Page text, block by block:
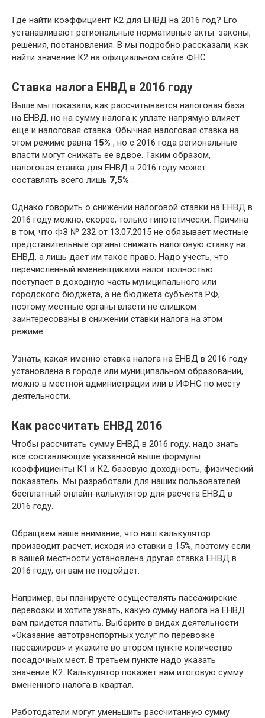
Где найти коэффициент К2 для ЕНВД на 2016 год? Его
устанавливают региональные нормативные акты: законы,
решения, постановления. В мы подробно рассказали, как
найти значение К2 на официальном сайте ФНС.
Ставка налога ЕНВД в 2016 году
Выше мы показали, как рассчитывается налоговая база
на ЕНВД, но на сумму налога к уплате напрямую влияет
еще и налоговая ставка. Обычная налоговая ставка на
этом режиме равна 15% , но с 2016 года региональные
власти могут снижать ее вдвое. Таким образом,
налоговая ставка для ЕНВД в 2016 году может
составлять всего лишь 7,5% .
Однако говорить о снижении налоговой ставки на ЕНВД в
2016 году можно, скорее, только гипотетически. Причина
в том, что ФЗ № 232 от 13.07.2015 не обязывает местные
представительные органы снижать налоговую ставку на
ЕНВД, а лишь дает им такое право. Надо учесть, что
перечисленный вмененщиками налог полностью
поступает в доходную часть муниципального или
городского бюджета, а не бюджета субъекта РФ,
поэтому местные органы власти не слишком
заинтересованы в снижении ставки налога на этом
режиме.
Узнать, какая именно ставка налога на ЕНВД в 2016 году
установлена в городе или муниципальном образовании,
можно в местной администрации или в ИФНС по месту
деятельности.
Как рассчитать ЕНВД 2016
Чтобы рассчитать сумму ЕНВД в 2016 году, надо знать
все составляющие указанной выше формулы:
коэффициенты К1 и К2, базовую доходность, физический
показатель. Мы разработали для наших пользователей
бесплатный онлайн-калькулятор для расчета ЕНВД в
2016 году.
Обращаем ваше внимание, что наш калькулятор
производит расчет, исходя из ставки в 15%, поэтому если
в вашей местности установлена другая ставка ЕНВД в
2016 году, он вам не подойдет.
Например, вы планируете осуществлять пассажирские
перевозки и хотите узнать, какую сумму налога на ЕНВД
вам придется платить. Выберите в видах деятельности
«Оказание автотранспортных услуг по перевозке
пассажиров» и укажите во втором пункте количество
посадочных мест. В третьем пункте надо указать
значение К2. Калькулятор покажет вам итоговую сумму
вмененного налога в квартал.
Работодатели могут уменьшить рассчитанную сумму